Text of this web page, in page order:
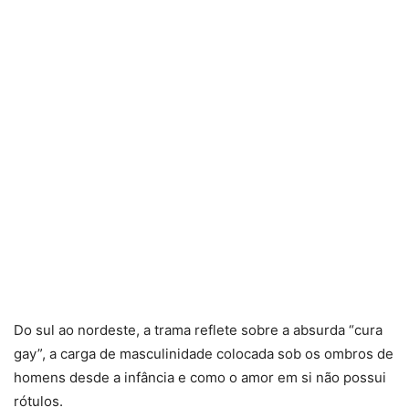
Do sul ao nordeste, a trama reflete sobre a absurda “cura
gay”, a carga de masculinidade colocada sob os ombros de
homens desde a infância e como o amor em si não possui
rótulos.